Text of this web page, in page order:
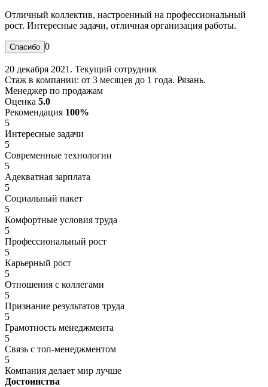
Отличный коллектив, настроенный на профессиональный
рост. Интересные задачи, отличная организация работы.
0
20 декабря 2021. Текущий сотрудник
Стаж в компании: от 3 месяцев до 1 года. Рязань.
Менеджер по продажам
Оценка 5.0
Рекомендация 100%
5
Интересные задачи
5
Современные технологии
5
Адекватная зарплата
5
Социальный пакет
5
Комфортные условия труда
5
Профессиональный рост
5
Карьерный рост
5
Отношения с коллегами
5
Признание результатов труда
5
Грамотность менеджмента
5
Связь с топ-менеджментом
5
Компания делает мир лучше
Достоинства